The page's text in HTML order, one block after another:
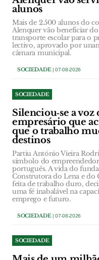
alunos
Mais de 2.500 alunos do
Alenquer vão beneficiar
transporte escolar para o
lectivo, aprovado por
câmara municipal.
SOCIEDADE| 07-08-2026
SOCIEDADE
Silenciou‑se a voz
empresário que
que o trabalho
destinos
Partiu António Vieira
símbolo do
português. A vida do
Construtora do Lena e do
feita de trabalho duro,
uma fé inabalável na
emprego e futuro.
SOCIEDADE| 07-08-2026
SOCIEDADE